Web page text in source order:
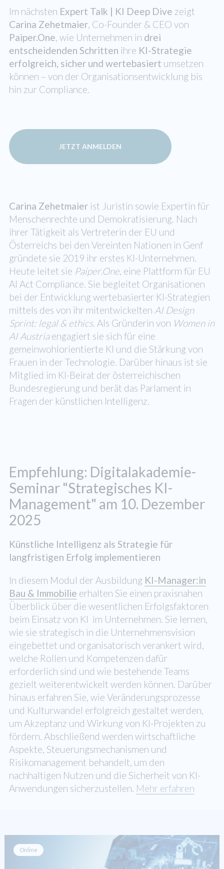
Im nächsten Expert Talk | KI Deep Dive zeigt
Carina Zehetmaier, Co-Founder & CEO von
Paiper.One, wie Unternehmen in drei
entscheidenden Schritten ihre KI-Strategie
erfolgreich, sicher und wertebasiert umsetzen
können – von der Organisationsentwicklung bis
hin zur Compliance.
JETZT ANMELDEN
Carina Zehetmaier ist Juristin sowie Expertin für
Menschenrechte und Demokratisierung. Nach
ihrer Tätigkeit als Vertreterin der EU und
Österreichs bei den Vereinten Nationen in Genf
gründete sie 2019 ihr erstes KI-Unternehmen.
Heute leitet sie Paiper.One, eine Plattform für EU
AI Act Compliance. Sie begleitet Organisationen
bei der Entwicklung wertebasierter KI-Strategien
mittels des von ihr mitentwickelten AI Design
Sprint: legal & ethics. Als Gründerin von Women in
AI Austriaengagiert sie sich für eine
gemeinwohlorientierte KI und die Stärkung von
Frauen in der Technologie. Darüber hinaus ist sie
Mitglied im KI-Beirat der österreichischen
Bundesregierung und berät das Parlament in
Fragen der künstlichen Intelligenz.
Empfehlung: Digitalakademie-
Seminar "Strategisches KI-
Management" am 10. Dezember
2025
Künstliche Intelligenz als Strategie für
langfristigen Erfolg implementieren
In diesem Modul der Ausbildung KI-Manager:in
Bau & Immobilie erhalten Sie einen praxisnahen
Überblick über die wesentlichen Erfolgsfaktoren
beim Einsatz von KI im Unternehmen. Sie lernen,
wie sie strategisch in die Unternehmensvision
eingebettet und organisatorisch verankert wird,
welche Rollen und Kompetenzen dafür
erforderlich sind und wie bestehende Teams
gezielt weiterentwickelt werden können. Darüber
hinaus erfahren Sie, wie Veränderungsprozesse
und Kulturwandel erfolgreich gestaltet werden,
um Akzeptanz und Wirkung von KI-Projekten zu
fördern. Abschließend werden wirtschaftliche
Aspekte, Steuerungsmechanismen und
Risikomanagement behandelt, um den
nachhaltigen Nutzen und die Sicherheit von KI-
Anwendungen sicherzustellen. Mehr erfahren
Online